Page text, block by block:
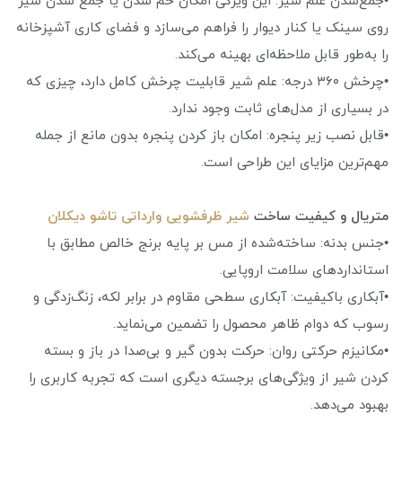
روی سینک یا کنار دیوار را فراهم می‌سازد و فضای کاری آشپزخانه
را به‌طور قابل ملاحظه‌ای بهینه می‌کند.
•چرخش ۳۶۰ درجه: علم شیر قابلیت چرخش کامل دارد، چیزی که
در بسیاری از مدل‌های ثابت وجود ندارد.
•قابل نصب زیر پنجره: امکان باز کردن پنجره بدون مانع از جمله
مهم‌ترین مزایای این طراحی است.
متریال و کیفیت ساخت شیر ظرفشویی وارداتی تاشو دیکلان
•جنس بدنه: ساخته‌شده از مس بر پایه برنج خالص مطابق با
استانداردهای سلامت اروپایی.
•آبکاری باکیفیت: آبکاری سطحی مقاوم در برابر لکه، زنگ‌زدگی و
رسوب که دوام ظاهر محصول را تضمین می‌نماید.
•مکانیزم حرکتی روان: حرکت بدون گیر و بی‌صدا در باز و بسته
کردن شیر از ویژگی‌های برجسته دیگری است که تجربه کاربری را
بهبود می‌دهد.